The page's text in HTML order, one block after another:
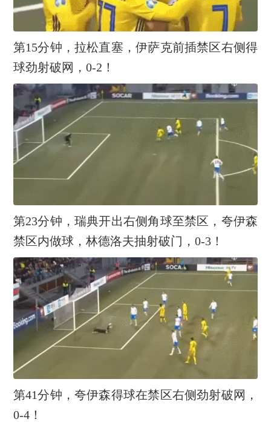
第15分钟，拉松直塞，伊萨克前插禁区右侧得
球劲射破网，0-2！
第23分钟，瑞典开出右侧角球至禁区，夸伊森
禁区内做球，林德洛夫抽射破门，0-3！
第41分钟，夸伊森得球在禁区右侧劲射破网，
0-4！